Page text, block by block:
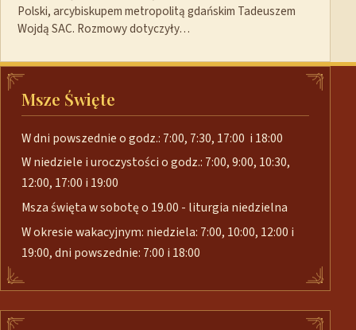
Polski, arcybiskupem metropolitą gdańskim Tadeuszem
Wojdą SAC. Rozmowy dotyczyły…
Msze Święte
W dni powszednie o godz.: 7:00, 7:30, 17:00 i 18:00
W niedziele i uroczystości o godz.: 7:00, 9:00, 10:30,
12:00, 17:00 i 19:00
Msza święta w sobotę o 19.00 - liturgia niedzielna
W okresie wakacyjnym: niedziela: 7:00, 10:00, 12:00 i
19:00, dni powszednie: 7:00 i 18:00